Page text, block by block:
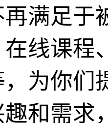
满足于
线课程
为你们
和需求